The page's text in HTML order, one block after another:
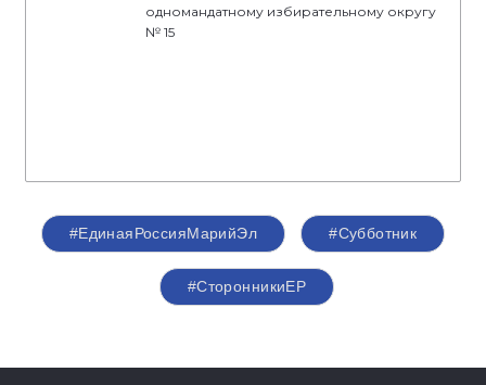
одномандатному избирательному округу
№ 15
#ЕдинаяРоссияМарийЭл #Субботник
#СторонникиЕР